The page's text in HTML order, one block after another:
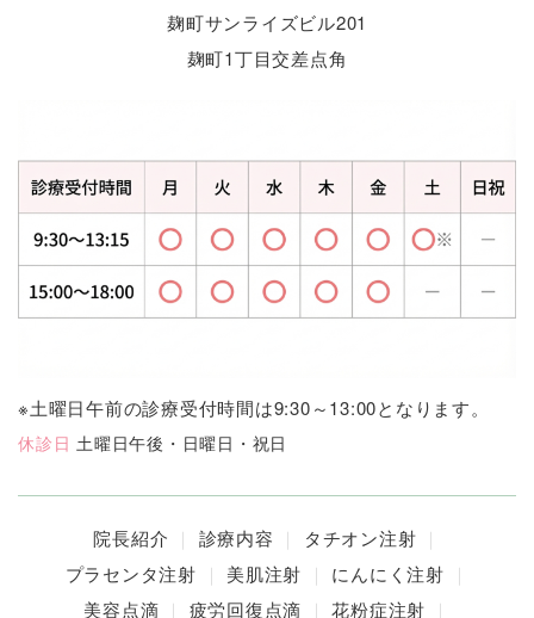
麹町サンライズビル201
麹町1丁目交差点角
※土曜日午前の診療受付時間は9:30～13:00となります。
休診日 土曜日午後・日曜日・祝日
院長紹介 診療内容
タチオン注射
プラセンタ注射
美肌注射
にんにく注射
美容点滴
疲労回復点滴 花粉症注射